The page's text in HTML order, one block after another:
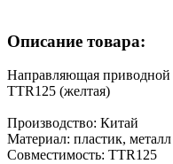
Описание товара:
Направляющая
TTR125 (желтая)
Производство: Китай
Материал: пластик, металл
Совместимость: TTR125